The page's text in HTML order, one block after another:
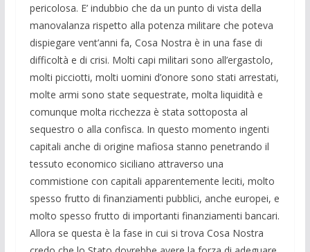
pericolosa. E’ indubbio che da un punto di vista della
manovalanza rispetto alla potenza militare che poteva
dispiegare vent’anni fa, Cosa Nostra è in una fase di
difficoltà e di crisi. Molti capi militari sono all’ergastolo,
molti picciotti, molti uomini d’onore sono stati arrestati,
molte armi sono state sequestrate, molta liquidità e
comunque molta ricchezza è stata sottoposta al
sequestro o alla confisca. In questo momento ingenti
capitali anche di origine mafiosa stanno penetrando il
tessuto economico siciliano attraverso una
commistione con capitali apparentemente leciti, molto
spesso frutto di finanziamenti pubblici, anche europei, e
molto spesso frutto di importanti finanziamenti bancari.
Allora se questa è la fase in cui si trova Cosa Nostra